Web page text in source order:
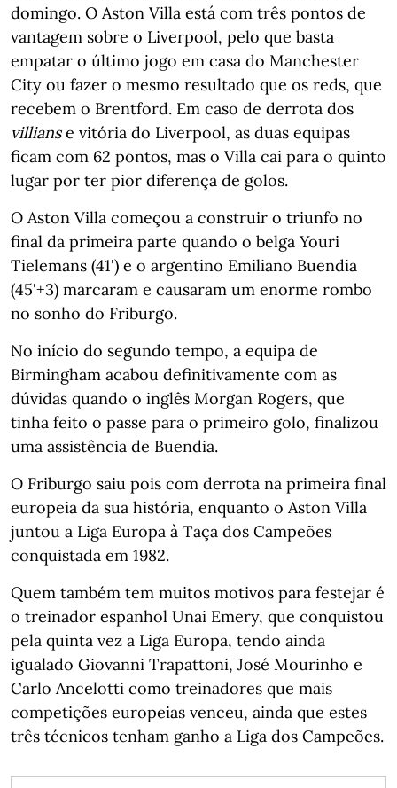
domingo. O Aston Villa está com três pontos de
vantagem sobre o Liverpool, pelo que basta
empatar o último jogo em casa do Manchester
City ou fazer o mesmo resultado que os reds, que
recebem o Brentford. Em caso de derrota dos
villianse vitória do Liverpool, as duas equipas
ficam com 62 pontos, mas o Villa cai para o quinto
lugar por ter pior diferença de golos.
O Aston Villa começou a construir o triunfo no
final da primeira parte quando o belga Youri
Tielemans (41') e o argentino Emiliano Buendia
(45'+3) marcaram e causaram um enorme rombo
no sonho do Friburgo.
No início do segundo tempo, a equipa de
Birmingham acabou definitivamente com as
dúvidas quando o inglês Morgan Rogers, que
tinha feito o passe para o primeiro golo, finalizou
uma assistência de Buendia.
O Friburgo saiu pois com derrota na primeira final
europeia da sua história, enquanto o Aston Villa
juntou a Liga Europa à Taça dos Campeões
conquistada em 1982.
Quem também tem muitos motivos para festejar é
o treinador espanhol Unai Emery, que conquistou
pela quinta vez a Liga Europa, tendo ainda
igualado Giovanni Trapattoni, José Mourinho e
Carlo Ancelotti como treinadores que mais
competições europeias venceu, ainda que estes
três técnicos tenham ganho a Liga dos Campeões.